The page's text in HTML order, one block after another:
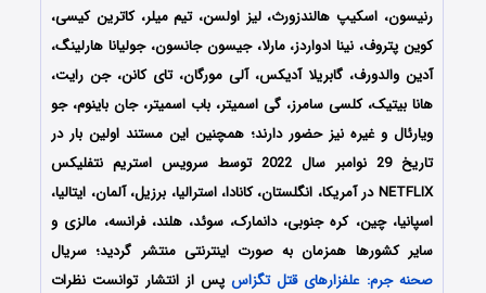
رنیسون، اسکیپ هالندزورث، لیز اولسن، تیم میلر، کاترین کیسی،
کوین پتروف، نینا ادواردز، مارلا، جیسون جانسون، جولیانا هارلینگ،
آدین والدورف، گابریلا آدیکس، آلی مورگان، تای کانن، جن رایت،
هانا بیتیک، کلسی سامرز، گی اسمیتر، باب اسمیتر، جان باینوم، جو
ویارئال و غیره نیز حضور دارند؛ همچنین این مستند اولین بار در
تاریخ 29 نوامبر سال 2022 توسط سرویس استریم نتفلیکس
NETFLIX در آمریکا، انگلستان، کانادا، استرالیا، برزیل، آلمان، ایتالیا،
اسپانیا، چین، کره جنوبی، دانمارک، سوئد، هلند، فرانسه، مالزی و
سایر کشورها همزمان به صورت اینترنتی منتشر گردید؛ سریال
صحنه جرم: علفزارهای قتل تگزاسپس از انتشار توانست نظرات